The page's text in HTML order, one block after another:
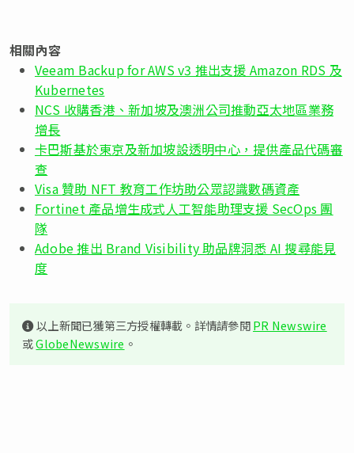
相關內容
Veeam Backup for AWS v3 推出支援 Amazon RDS 及
Kubernetes
NCS 收購香港、新加坡及澳洲公司推動亞太地區業務
增長
卡巴斯基於東京及新加坡設透明中心，提供產品代碼審
查
Visa 贊助 NFT 教育工作坊助公眾認識數碼資產
Fortinet 產品增生成式人工智能助理支援 SecOps 團
隊
Adobe 推出 Brand Visibility 助品牌洞悉 AI 搜尋能見
度
以上新聞已獲第三方授權轉載。詳情請參閱PR Newswire
或GlobeNewswire 。